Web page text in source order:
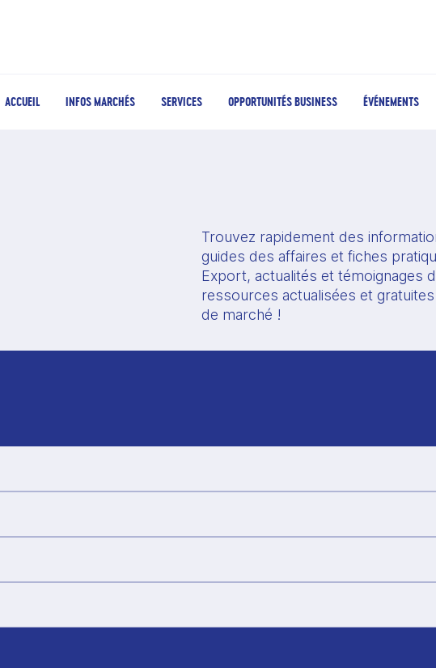
ACCUEIL INFOS MARCHÉS SERVICES OPPORTUNITÉS BUSINESS ÉVÉNEMENTS
Trouvez rapidement des
guides des affaires et fiches
Export, actualités et témoignages
ressources actualisées et
de marché !